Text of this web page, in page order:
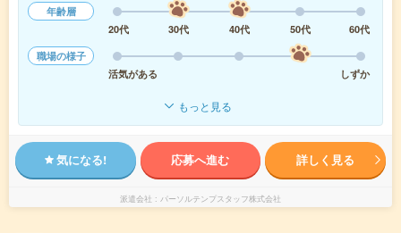
年齢層
20代
30代 40代 50代
60代
職場の様子
活気がある
しずか
もっと見る
気になる! 応募へ進む 詳しく見る
派遣会社 パーソルテンプスタッフ株式会社